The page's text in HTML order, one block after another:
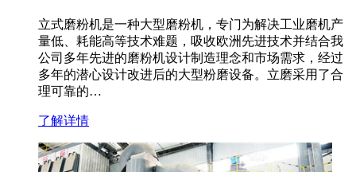
立式磨粉机是一种大型磨粉机，专门为解决工业磨机产
量低、耗能高等技术难题，吸收欧洲先进技术并结合我
公司多年先进的磨粉机设计制造理念和市场需求，经过
多年的潜心设计改进后的大型粉磨设备。立磨采用了合
理可靠的…
了解详情